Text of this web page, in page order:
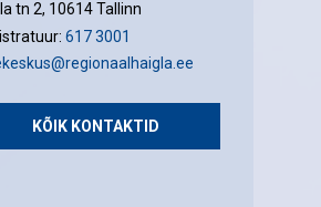
tn 2, 10614 Tallinn
617 3001
KÕIK KONTAKTID